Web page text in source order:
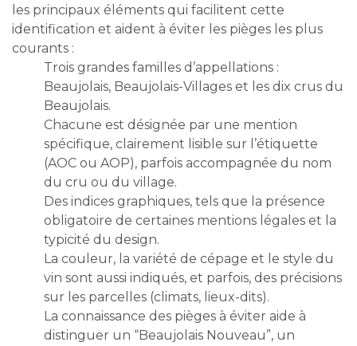
les principaux éléments qui facilitent cette
identification et aident à éviter les pièges les plus
courants :
Trois grandes familles d’appellations :
Beaujolais, Beaujolais-Villages et les dix crus du
Beaujolais.
Chacune est désignée par une mention
spécifique, clairement lisible sur l’étiquette
(AOC ou AOP), parfois accompagnée du nom
du cru ou du village.
Des indices graphiques, tels que la présence
obligatoire de certaines mentions légales et la
typicité du design.
La couleur, la variété de cépage et le style du
vin sont aussi indiqués, et parfois, des précisions
sur les parcelles (climats, lieux-dits).
La connaissance des pièges à éviter aide à
distinguer un “Beaujolais Nouveau”, un